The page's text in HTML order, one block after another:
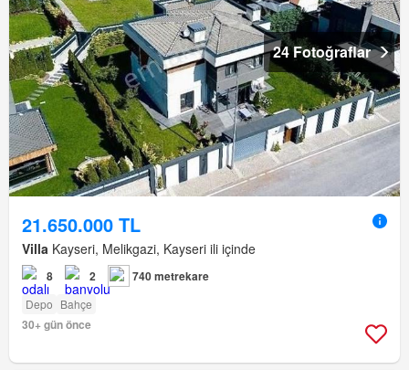
24 Fotoğraflar
21.650.000 TL
Villa Kayseri, Melikgazi, Kayseri ili içinde
8 2 740 metrekare
Depo Bahçe
30+ gün önce